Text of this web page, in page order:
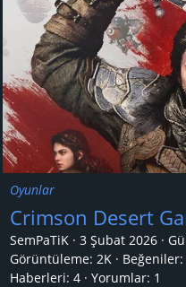
Oyunlar
Crimson Desert
SemPaTiK 3 Şubat 2026
Görüntüleme: 2K
Beğeniler:
Haberleri: 4 Yorumlar: 1